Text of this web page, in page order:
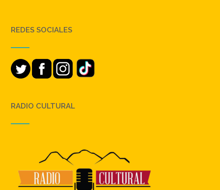
REDES SOCIALES
RADIO CULTURAL